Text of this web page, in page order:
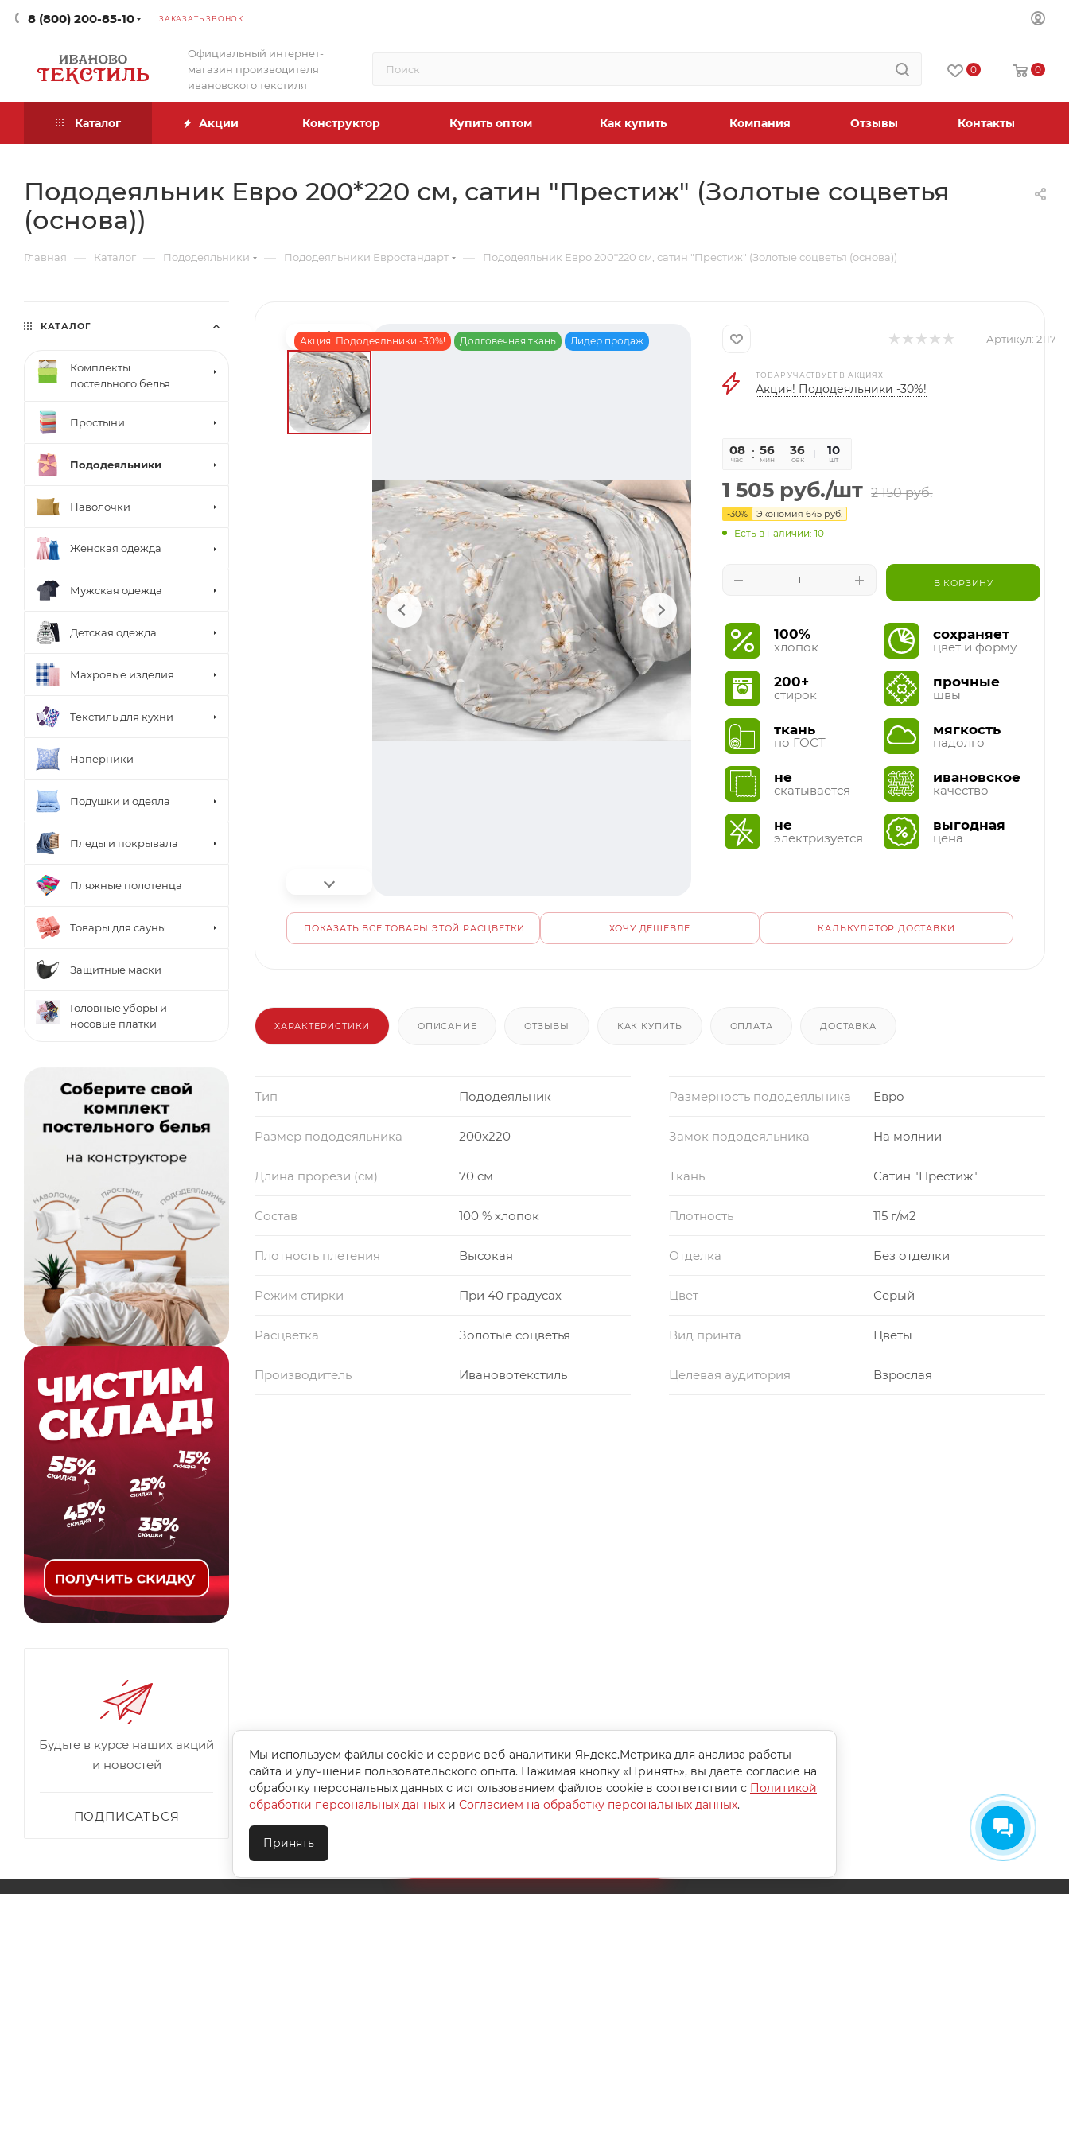
8 (800) 200-85-10 ЗАКАЗАТЬ ЗВОНОК
Официальный интернет-
магазин производителя
ивановского текстиля
0 0
Каталог Акции Конструктор Купить оптом Как купить Компания Отзывы Контакты
Пододеяльник Евро 200*220 см, сатин "Престиж" (Золотые соцветья
(основа))
Главная — Каталог — Пододеяльники — Пододеяльники Евростандарт — Пододеяльник Евро 200*220 см, сатин "Престиж" (Золотые соцветья (основа))
Акция! Пододеяльники -30%! Долговечная ткань Лидер продаж Артикул: 2117
ТОВАР УЧАСТВУЕТ В АКЦИЯХ
Акция! Пододеяльники -30%!
08
час
56
мин
35
сек
10
шт
1 505 руб./шт 2 150руб.
-30% Экономия645 руб.
Есть в наличии: 10
В КОРЗИНУ
100%
хлопок
200+
стирок
ткань
по ГОСТ
не
скатывается
не
электризуется
сохраняет
цвет и форму
прочные
швы
мягкость
надолго
ивановское
качество
выгодная
цена
ПОКАЗАТЬ ВСЕ ТОВАРЫ ЭТОЙ РАСЦВЕТКИ ХОЧУ ДЕШЕВЛЕ КАЛЬКУЛЯТОР ДОСТАВКИ
ХАРАКТЕРИСТИКИ ОПИСАНИЕ ОТЗЫВЫ КАК КУПИТЬ ОПЛАТА ДОСТАВКА
Тип Пододеяльник Размерность пододеяльника Евро
Размер пододеяльника 200x220 Замок пододеяльника На молнии
Длина прорези (см) 70 см Ткань Сатин "Престиж"
Состав 100 % хлопок Плотность 115 г/м2
Плотность плетения Высокая Отделка Без отделки
Режим стирки При 40 градусах Цвет Серый
Расцветка Золотые соцветья Вид принта Цветы
Производитель Ивановотекстиль Целевая аудитория Взрослая
КАТАЛОГ
Комплекты
постельного белья
Простыни
Пододеяльники
Наволочки
Женская одежда
Мужская одежда
Детская одежда
Махровые изделия
Текстиль для кухни
Наперники
Подушки и одеяла
Пледы и покрывала
Пляжные полотенца
Товары для сауны
Защитные маски
Головные уборы и
носовые платки
Будьте в курсе наших акций
и новостей
ПОДПИСАТЬСЯ
Мы используем файлы cookie и сервис веб-аналитики Яндекс.Метрика для анализа работы
сайта и улучшения пользовательского опыта. Нажимая кнопку «Принять», вы даете согласие на
обработку персональных данных с использованием файлов cookie в соответствии с Политикой
обработки персональных данных и Согласием на обработку персональных данных.
Принять